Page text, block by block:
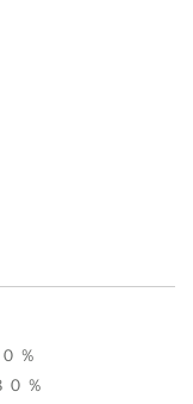
％